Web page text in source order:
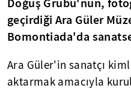
geçirdiği Ara Güler
Bomontiada'da
Ara Güler'in sanatçı
aktarmak amacıyla